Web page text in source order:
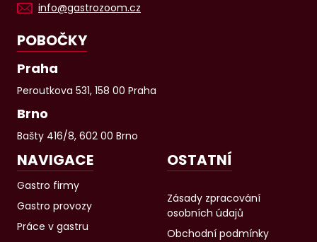
info@gastrozoom.cz
POBOČKY
Praha
Peroutkova 531, 158 00 Praha
Brno
Bašty 416/8, 602 00 Brno
NAVIGACE
Gastro firmy
Gastro provozy
Práce v gastru
OSTATNÍ
Zásady zpracování
osobních údajů
Obchodní podmínky